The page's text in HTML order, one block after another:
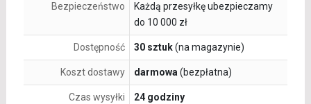
Bezpieczeństwo
Każdą przesyłkę ubezpieczamy
do 10 000 zł
Dostępność 30 sztuk(na magazynie)
Koszt dostawy darmowa (bezpłatna)
Czas wysyłki 24 godziny